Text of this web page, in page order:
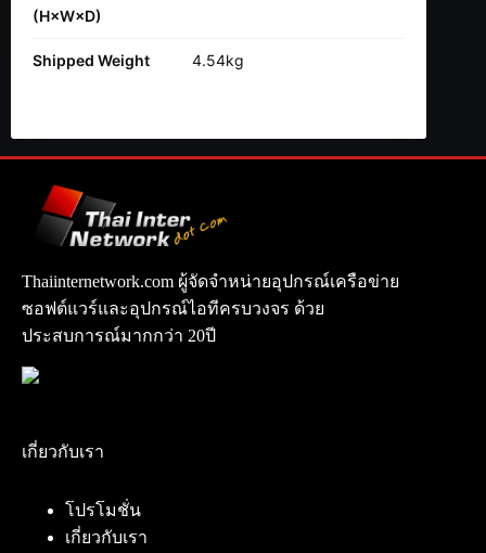
(H×W×D)
Shipped Weight 4.54kg
Thaiinternetwork.com ผู้จัดจำหน่ายอุปกรณ์เครือข่าย
ซอฟต์แวร์และอุปกรณ์ไอทีครบวงจร ด้วย
ประสบการณ์มากกว่า 20ปี
เกี่ยวกับเรา
โปรโมชั่น
เกี่ยวกับเรา